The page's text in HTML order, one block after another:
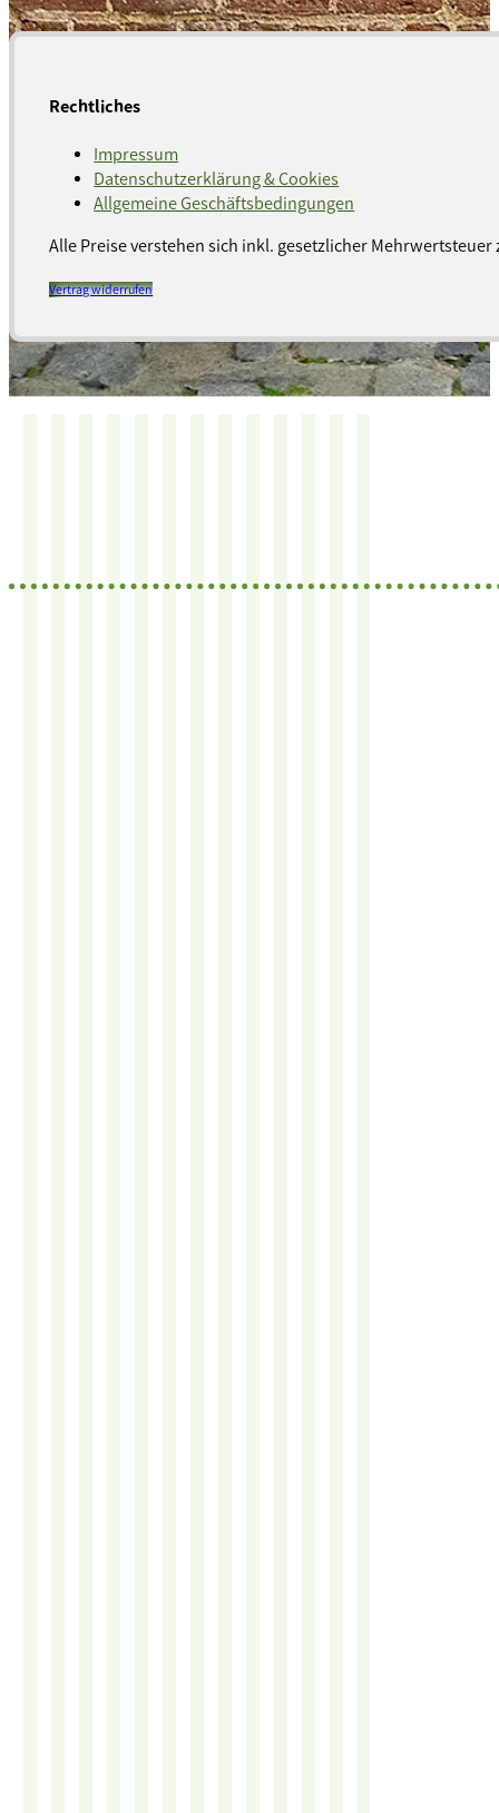
Rechtliches
Impressum
Datenschutzerklärung & Cookies
Allgemeine Geschäftsbedingungen
Alle Preise verstehen sich inkl. gesetzlicher Mehrwertsteuer
Vertrag widerrufen